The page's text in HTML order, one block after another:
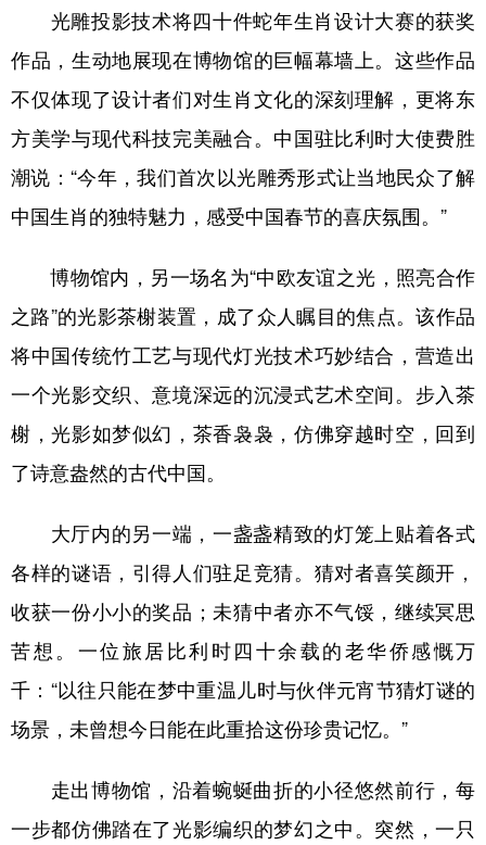
辽宁 吉林 上海 江苏
浙江 安徽 福建 江西
山东 河南 湖北 湖南
English Español Français عربى
Русский язык
光雕投影技术将四十件蛇年生肖设计大赛的获奖
作品，生动地展现在博物馆的巨幅幕墙上。这些作品
不仅体现了设计者们对生肖文化的深刻理解，更将东
方美学与现代科技完美融合。中国驻比利时大使费胜
潮说：“今年，我们首次以光雕秀形式让当地民众了解
中国生肖的独特魅力，感受中国春节的喜庆氛围。”
博物馆内，另一场名为“中欧友谊之光，照亮合作
之路”的光影茶榭装置，成了众人瞩目的焦点。该作品
将中国传统竹工艺与现代灯光技术巧妙结合，营造出
一个光影交织、意境深远的沉浸式艺术空间。步入茶
榭，光影如梦似幻，茶香袅袅，仿佛穿越时空，回到
了诗意盎然的古代中国。
大厅内的另一端，一盏盏精致的灯笼上贴着各式
各样的谜语，引得人们驻足竞猜。猜对者喜笑颜开，
收获一份小小的奖品；未猜中者亦不气馁，继续冥思
苦想。一位旅居比利时四十余载的老华侨感慨万
千：“以往只能在梦中重温儿时与伙伴元宵节猜灯谜的
场景，未曾想今日能在此重拾这份珍贵记忆。”
走出博物馆，沿着蜿蜒曲折的小径悠然前行，每
一步都仿佛踏在了光影编织的梦幻之中。突然，一只